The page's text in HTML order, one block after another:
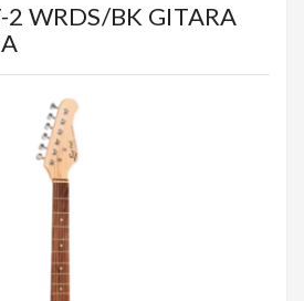
2 WRDS/BK GITARA